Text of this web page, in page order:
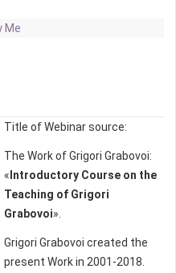
Me
Title of Webinar source:
The Work of Grigori Grabovoi:
« Introductory Course on the
Teaching of Grigori
Grabovoi».
Grigori Grabovoi created the
present Work in 2001-2018.